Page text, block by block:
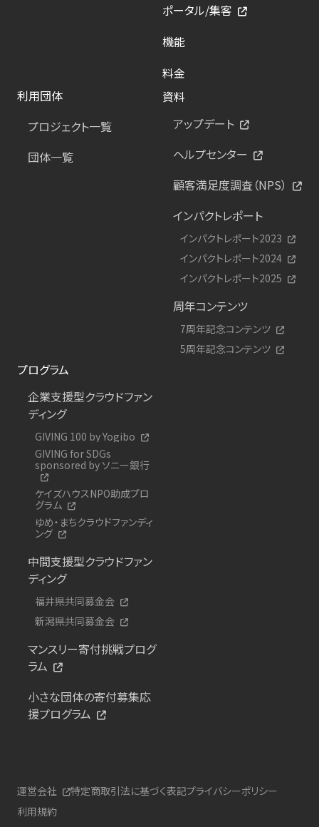
ポータル/集客
機能
料金
利用団体
プロジェクト一覧
団体一覧
資料
アップデート
ヘルプセンター
顧客満足度調査（NPS）
インパクトレポート
インパクトレポート2023
インパクトレポート2024
インパクトレポート2025
周年コンテンツ
7周年記念コンテンツ
5周年記念コンテンツ
プログラム
企業支援型クラウドファン
ディング
GIVING 100 by Yogibo
GIVING for SDGs
sponsored by ソニー銀行
ケイズハウスNPO助成プロ
グラム
ゆめ・まちクラウドファンディ
ング
中間支援型クラウドファン
ディング
福井県共同募金会
新潟県共同募金会
マンスリー寄付挑戦プログ
ラム
小さな団体の寄付募集応
援プログラム
運営会社 特定商取引法に基づく表記プライバシーポリシー
利用規約